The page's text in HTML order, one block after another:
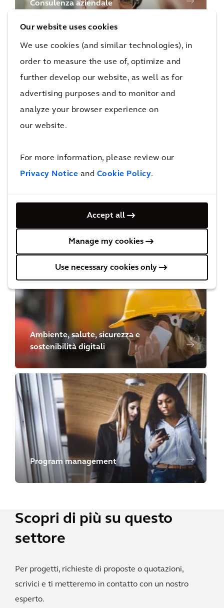
Our website uses cookies
We use cookies (and similar technologies), in
order to measure the use of, optimize and
further develop our website, as well as for
advertising purposes and to monitor and
analyze your browser experience on
our website.
For more information, please review our
Privacy Notice and Cookie Policy.
Accept all
Manage my cookies
Use necessary cookies only
Consulenza aziendale
Ambiente, salute, sicurezza e
sostenibilità digitali
Program management
Scopri di più su questo
settore
Per progetti, richieste di proposte o quotazioni,
scrivici e ti metteremo in contatto con un nostro
esperto.